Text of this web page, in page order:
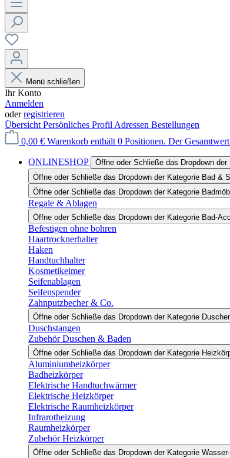
Menü schließen
Ihr Konto
Anmelden
oderregistrieren
Übersicht Persönliches Profil Adressen Bestellungen
0,00 € Warenkorb enthält 0 Positionen. Der
ONLINESHOP
Öffne oder Schließe das Dropdown
Öffne oder Schließe das Dropdown der Kategorie Bad &
Öffne oder Schließe das Dropdown der Kategorie
Regale & Ablagen
Öffne oder Schließe das Dropdown der Kategorie Bad-
Befestigen ohne bohren
Haartrocknerhalter
Haken
Handtuchhalter
Kosmetikeimer
Seifenablagen
Seifenspender
Zahnputzbecher & Co.
Öffne oder Schließe das Dropdown der Kategorie
Duschstangen
Zubehör Duschen & Baden
Öffne oder Schließe das Dropdown der Kategorie
Aluminiumheizkörper
Badheizkörper
Elektrische Handtuchwärmer
Elektrische Heizkörper
Elektrische Raumheizkörper
Infrarotheizung
Raumheizkörper
Zubehör Heizkörper
Öffne oder Schließe das Dropdown der Kategorie